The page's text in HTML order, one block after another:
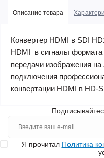
Описание товара
Конвертер HDMI в SDI
HDMI в сигналы
передачи изображения
подключения
конвертации HDMI в HD-
Я прочитал Политика